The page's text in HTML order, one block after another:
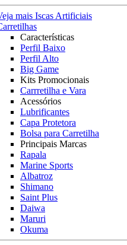
mais Iscas Artificiais
Características
Perfil Baixo
Perfil Alto
Big Game
Kits Promocionais
Carrretilha e Vara
Acessórios
Lubrificantes
Capa Protetora
Bolsa para Carretilha
Principais Marcas
Rapala
Marine Sports
Albatroz
Shimano
Saint Plus
Daiwa
Maruri
Okuma